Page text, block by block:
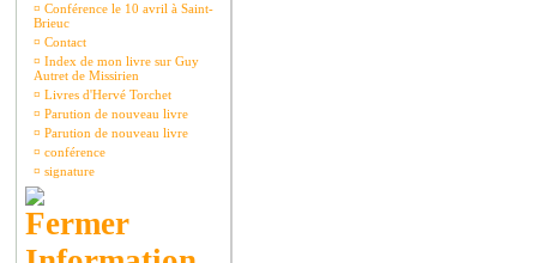
¤ Conférence le 10 avril à Saint-
Brieuc
¤ Contact
¤ Index de mon livre sur Guy
Autret de Missirien
¤ Livres d'Hervé Torchet
¤ Parution de nouveau livre
¤ Parution de nouveau livre
¤ conférence
¤ signature